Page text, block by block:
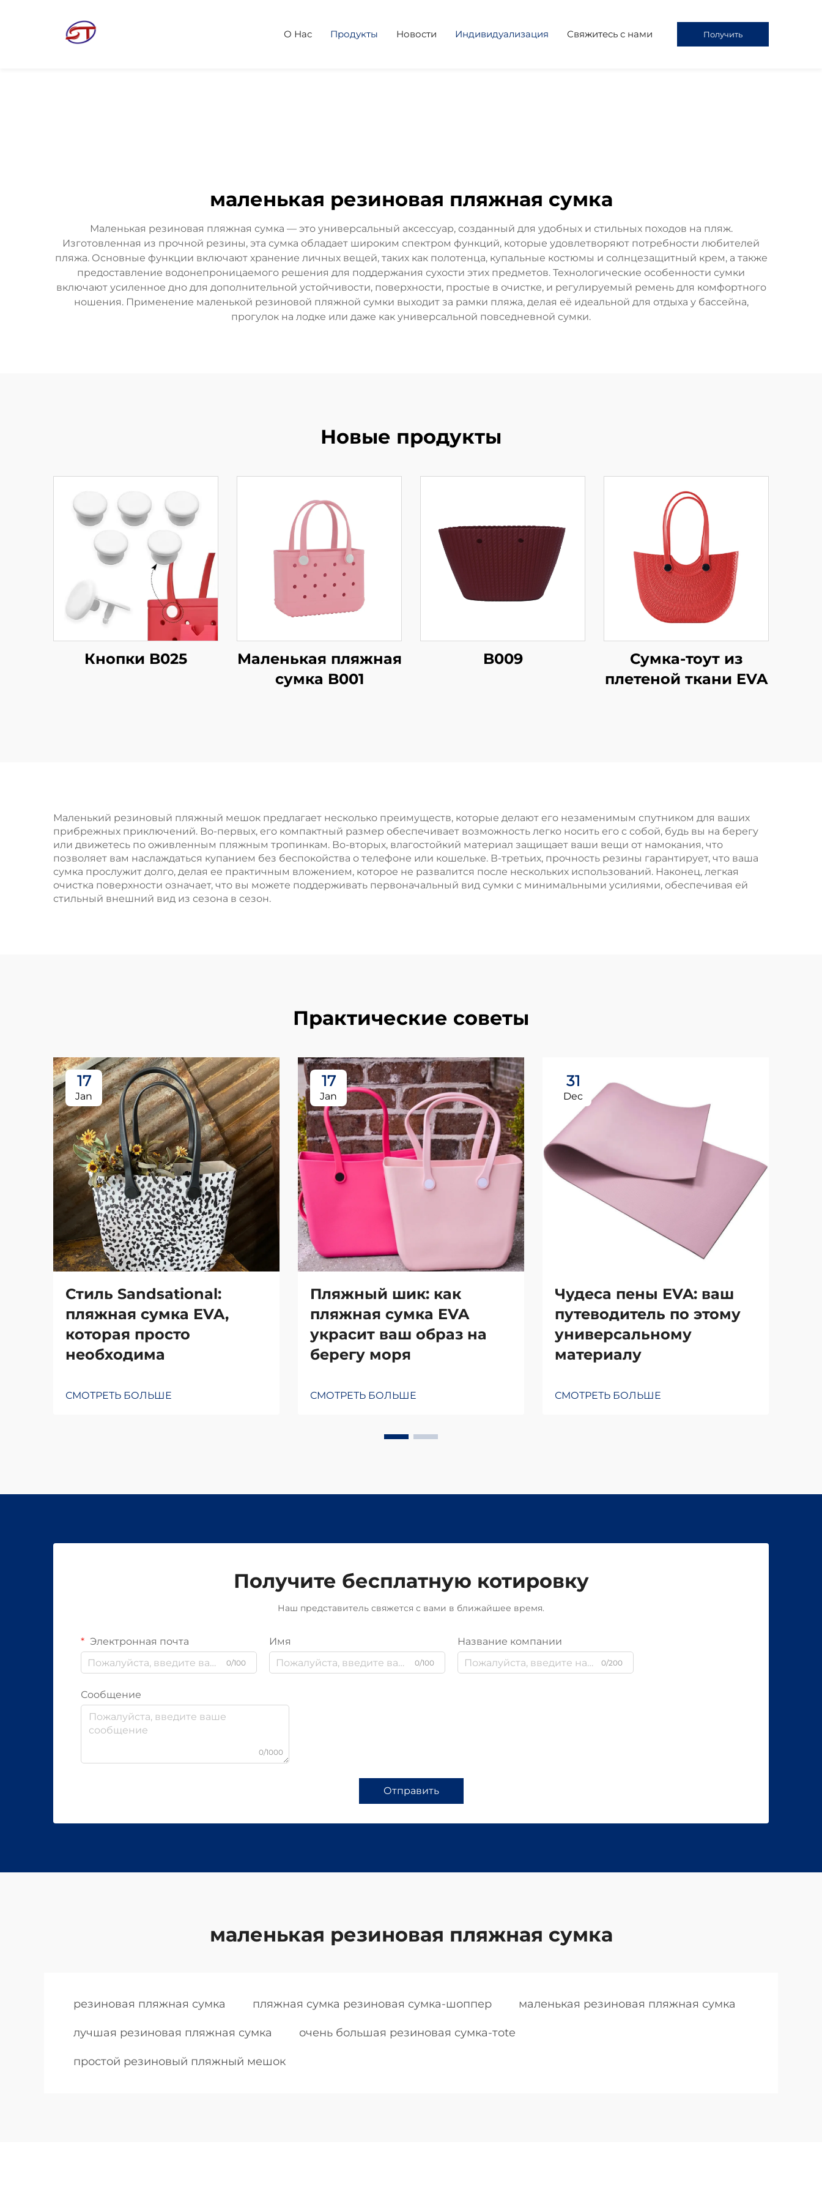
О Нас Продукты Новости Индивидуализация Свяжитесь с нами Получить
маленькая резиновая пляжная сумка
Маленькая резиновая пляжная сумка — это универсальный аксессуар, созданный для удобных и стильных походов на пляж.
Изготовленная из прочной резины, эта сумка обладает широким спектром функций, которые удовлетворяют потребности любителей
пляжа. Основные функции включают хранение личных вещей, таких как полотенца, купальные костюмы и солнцезащитный крем, а также
предоставление водонепроницаемого решения для поддержания сухости этих предметов. Технологические особенности сумки
включают усиленное дно для дополнительной устойчивости, поверхности, простые в очистке, и регулируемый ремень для комфортного
ношения. Применение маленькой резиновой пляжной сумки выходит за рамки пляжа, делая её идеальной для отдыха у бассейна,
прогулок на лодке или даже как универсальной повседневной сумки.
Новые продукты
Кнопки B025
Маленькая пляжная
сумка B001
B009
Сумка-тоут из
плетеной ткани EVA
Маленький резиновый пляжный мешок предлагает несколько преимуществ, которые делают его незаменимым спутником для ваших
прибрежных приключений. Во-первых, его компактный размер обеспечивает возможность легко носить его с собой, будь вы на берегу
или движетесь по оживленным пляжным тропинкам. Во-вторых, влагостойкий материал защищает ваши вещи от намокания, что
позволяет вам наслаждаться купанием без беспокойства о телефоне или кошельке. В-третьих, прочность резины гарантирует, что ваша
сумка прослужит долго, делая ее практичным вложением, которое не развалится после нескольких использований. Наконец, легкая
очистка поверхности означает, что вы можете поддерживать первоначальный вид сумки с минимальными усилиями, обеспечивая ей
стильный внешний вид из сезона в сезон.
Практические советы
17
Jan
Стиль Sandsational:
пляжная сумка EVA,
которая просто
необходима
СМОТРЕТЬ БОЛЬШЕ
17
Jan
Пляжный шик: как
пляжная сумка EVA
украсит ваш образ на
берегу моря
СМОТРЕТЬ БОЛЬШЕ
31
Dec
Чудеса пены EVA: ваш
путеводитель по этому
универсальному
материалу
СМОТРЕТЬ БОЛЬШЕ
Получите бесплатную котировку
Наш представитель свяжется с вами в ближайшее время.
Электронная почта
0/100
Имя
0/100
Название компании
0/200
Сообщение
0/1000
Отправить
маленькая резиновая пляжная сумка
резиновая пляжная сумка пляжная сумка резиновая сумка-шоппер маленькая резиновая пляжная сумка
лучшая резиновая пляжная сумка очень большая резиновая сумка-тote
простой резиновый пляжный мешок